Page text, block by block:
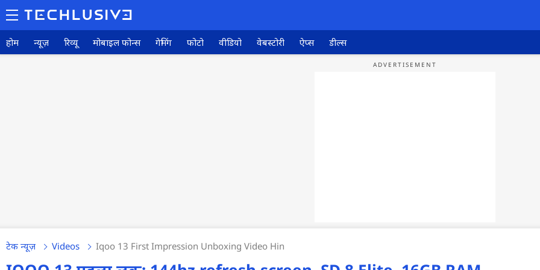
होम न्यूज़ रिव्यू मोबाइल फोन्स गेमिंग फोटो वीडियो वेबस्टोरी ऐप्स डील्स
टेक न्यूज़ Videos Iqoo 13 First Impression Unboxing Video Hin